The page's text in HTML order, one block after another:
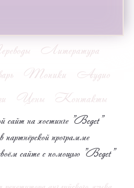
Литература
Топики
Аудио
Цены Контакты
сайт на хостинге "Beget"
программе
сайте с помощью "Beget"
английского языка